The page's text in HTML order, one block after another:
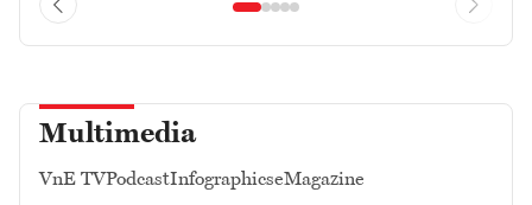
Multimedia
VnE TVPodcastInfographicseMagazine